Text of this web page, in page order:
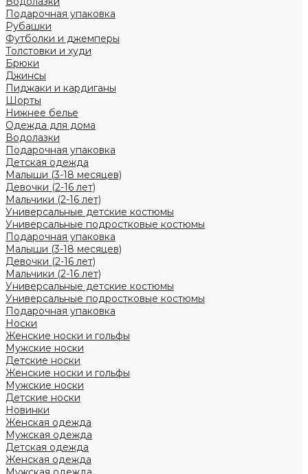
Подарочная упаковка
Рубашки
Футболки и джемперы
Толстовки и худи
Брюки
Джинсы
Пиджаки и кардиганы
Шорты
Нижнее белье
Одежда для дома
Водолазки
Подарочная упаковка
Детская одежда
Малыши (3-18 месяцев)
Девочки (2-16 лет)
Мальчики (2-16 лет)
Универсальные детские костюмы
Универсальные подростковые костюмы
Подарочная упаковка
Малыши (3-18 месяцев)
Девочки (2-16 лет)
Мальчики (2-16 лет)
Универсальные детские костюмы
Универсальные подростковые костюмы
Подарочная упаковка
Носки
Женские носки и гольфы
Мужские носки
Детские носки
Женские носки и гольфы
Мужские носки
Детские носки
Новинки
Женская одежда
Мужская одежда
Детская одежда
Женская одежда